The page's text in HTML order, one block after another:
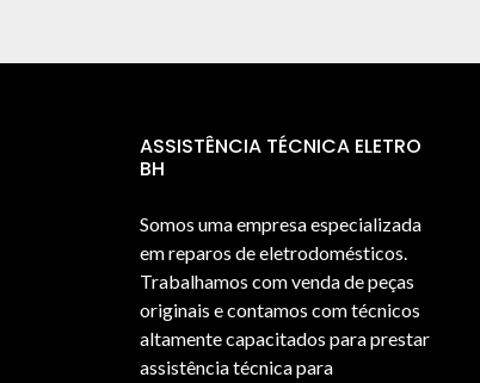
ASSISTÊNCIA TÉCNICA ELETRO
BH
Somos uma empresa especializada
em reparos de eletrodomésticos.
Trabalhamos com venda de peças
originais e contamos com técnicos
altamente capacitados para prestar
assistência técnica para